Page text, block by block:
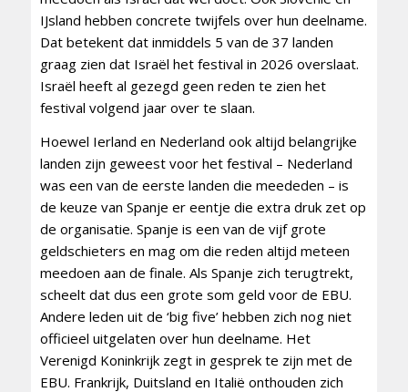
IJsland hebben concrete twijfels over hun deelname.
Dat betekent dat inmiddels 5 van de 37 landen
graag zien dat Israël het festival in 2026 overslaat.
Israël heeft al gezegd geen reden te zien het
festival volgend jaar over te slaan.
Hoewel Ierland en Nederland ook altijd belangrijke
landen zijn geweest voor het festival – Nederland
was een van de eerste landen die meededen – is
de keuze van Spanje er eentje die extra druk zet op
de organisatie. Spanje is een van de vijf grote
geldschieters en mag om die reden altijd meteen
meedoen aan de finale. Als Spanje zich terugtrekt,
scheelt dat dus een grote som geld voor de EBU.
Andere leden uit de ‘big five’ hebben zich nog niet
officieel uitgelaten over hun deelname. Het
Verenigd Koninkrijk zegt in gesprek te zijn met de
EBU. Frankrijk, Duitsland en Italië onthouden zich